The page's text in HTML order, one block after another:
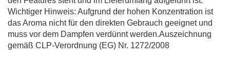
Wichtiger Hinweis: Aufgrund der hohen Konzentration ist
das Aroma nicht für den direkten Gebrauch geeignet und
muss vor dem Dampfen verdünnt werden.Auszeichnung
gemäß CLP-Verordnung (EG) Nr. 1272/2008